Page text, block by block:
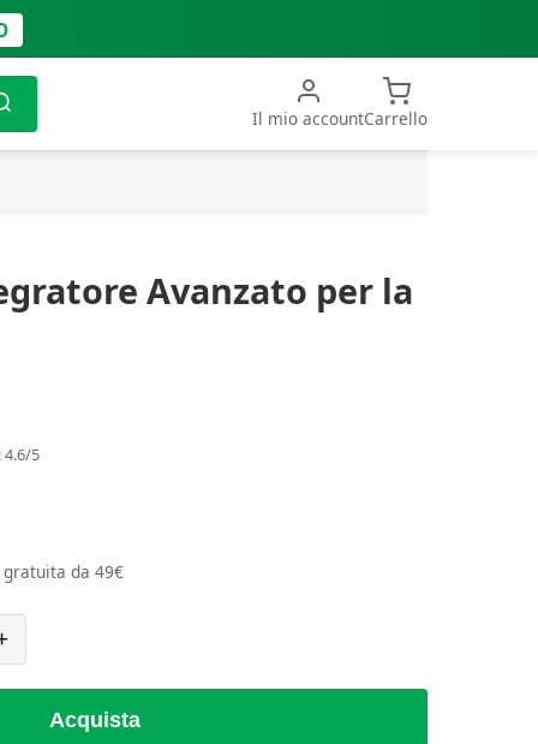
Il mio accountCarrello
Avanzato per la
4.6/5
gratuita da 49€
Acquista